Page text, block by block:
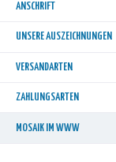
ANSCHRIFT
UNSERE AUSZEICHNUNGEN
VERSANDARTEN
ZAHLUNGSARTEN
MOSAIK IM WWW